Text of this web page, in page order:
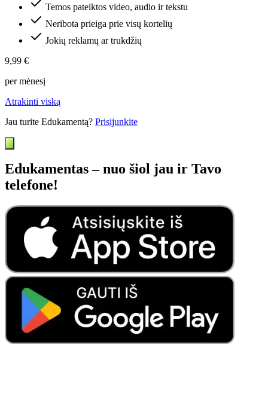
Temos pateiktos video, audio ir tekstu
Neribota prieiga prie visų kortelių
Jokių reklamų ar trukdžių
9,99 €
per mėnesį
Atrakinti viską
Jau turite Edukamentą? Prisijunkite
Edukamentas – nuo šiol jau ir Tavo
telefone!